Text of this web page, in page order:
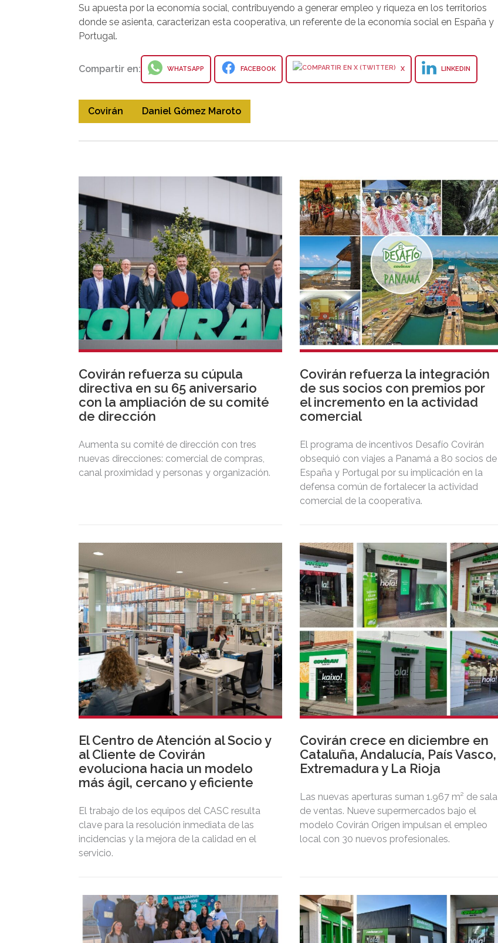
Su apuesta por la economía social, contribuyendo a generar empleo y riqueza en los territorios
donde se asienta, caracterizan esta cooperativa, un referente de la economía social en España y
Portugal.
Compartir en: WHATSAPP FACEBOOK X LINKEDIN
Covirán Daniel Gómez Maroto
Covirán refuerza su cúpula
directiva en su 65 aniversario
con la ampliación de su comité
de dirección
Aumenta su comité de dirección con tres
nuevas direcciones: comercial de compras,
canal proximidad y personas y organización.
Covirán refuerza la integración
de sus socios con premios por
el incremento en la actividad
comercial
El programa de incentivos Desafío Covirán
obsequió con viajes a Panamá a 80 socios de
España y Portugal por su implicación en la
defensa común de fortalecer la actividad
comercial de la cooperativa.
El Centro de Atención al Socio y
al Cliente de Covirán
evoluciona hacia un modelo
más ágil, cercano y eficiente
El trabajo de los equipos del CASC resulta
clave para la resolución inmediata de las
incidencias y la mejora de la calidad en el
servicio.
Covirán crece en diciembre en
Cataluña, Andalucía, País Vasco,
Extremadura y La Rioja
Las nuevas aperturas suman 1.967 m² de sala
de ventas. Nueve supermercados bajo el
modelo Covirán Origen impulsan el empleo
local con 30 nuevos profesionales.